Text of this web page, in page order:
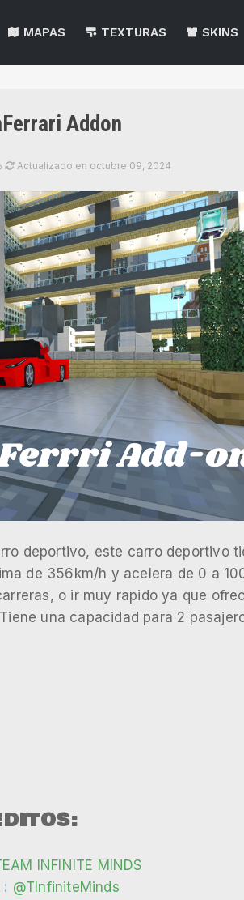
MAPAS TEXTURAS SKINS
Addon
Actualizado en octubre 09, 2024
deportivo, este carro deportivo
de 356km/h y acelera de 0 a
o ir muy rapido ya que
una capacidad para 2
INFINITE MINDS
@TInfiniteMinds